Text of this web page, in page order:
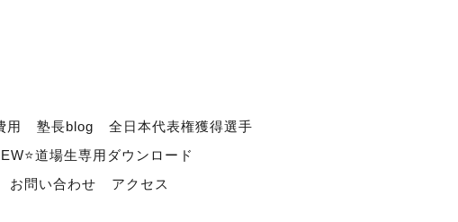
用 塾長blog
全日本代表権獲得選手
道場生専用ダウンロード
お問い合わせ アクセス